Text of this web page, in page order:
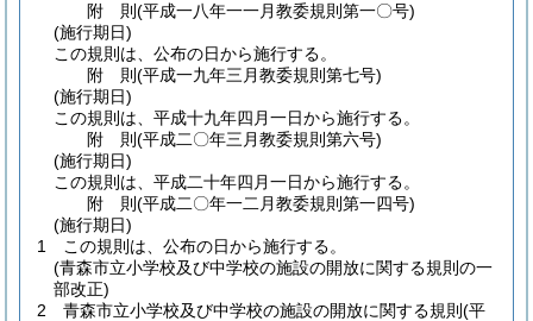
附 則(平成一八年一一月教委規則第一〇号)
(施行期日)
この規則は、公布の日から施行する。
附 則(平成一九年三月教委規則第七号)
(施行期日)
この規則は、平成十九年四月一日から施行する。
附 則(平成二〇年三月教委規則第六号)
(施行期日)
この規則は、平成二十年四月一日から施行する。
附 則(平成二〇年一二月教委規則第一四号)
(施行期日)
1
この規則は、公布の日から施行する。
(青森市立小学校及び中学校の施設の開放に関する規則の一
部改正)
2
青森市立小学校及び中学校の施設の開放に関する規則 (平